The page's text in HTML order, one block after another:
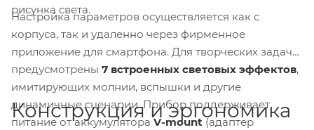
рисунка света.
Настройка параметров осуществляется как с
корпуса, так и удаленно через фирменное
приложение для смартфона. Для творческих задач
предусмотрены 7 встроенных световых эффектов,
имитирующих молнии, вспышки и другие
динамичные сценарии. Прибор поддерживает
питание от аккумулятора V-mount (адаптер
Конструкция и эргономика